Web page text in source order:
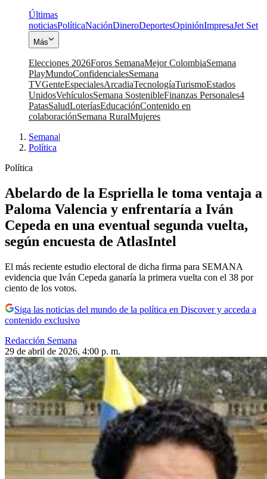
Últimas
noticiasPolíticaNaciónDineroDeportesOpiniónImpresaJet Set
Más
Elecciones 2026Foros SemanaMejor ColombiaSemana
PlayMundoConfidencialesSemana
TVGenteEspecialesArcadiaTecnologíaTurismoEstados
UnidosVehículosSemana SostenibleFinanzas Personales4
PatasSaludLoteríasEducaciónContenido en
colaboraciónSemana RuralMujeres
Semana|
Política
Política
Abelardo de la Espriella le toma ventaja a
Paloma Valencia y enfrentaría a Iván
Cepeda en una eventual segunda vuelta,
según encuesta de AtlasIntel
El más reciente estudio electoral de dicha firma para SEMANA
evidencia que Iván Cepeda ganaría la primera vuelta con el 38 por
ciento de los votos.
Siga las noticias del mundo de la política en Discover y acceda a
contenido exclusivo
Redacción Semana
29 de abril de 2026, 4:00 p. m.